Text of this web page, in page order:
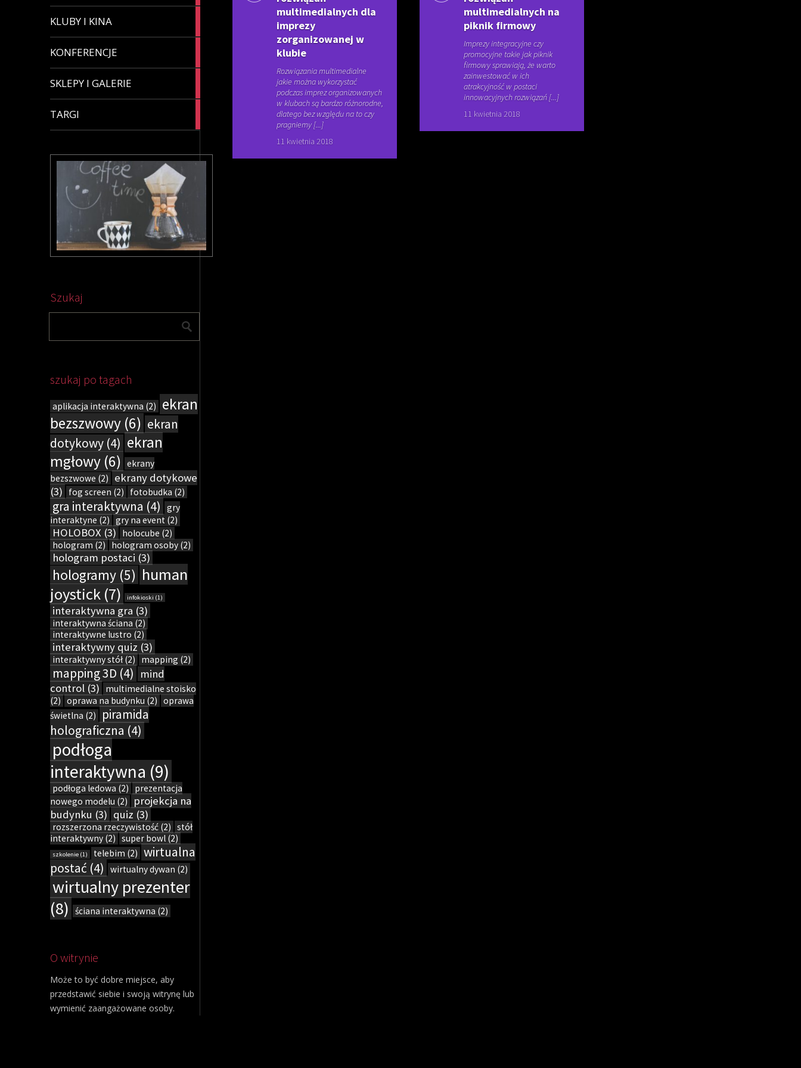
KLUBY I KINA
KONFERENCJE
SKLEPY I GALERIE
TARGI
Szukaj
szukaj po tagach
aplikacja interaktywna (2)
ekran
bezszwowy(6) ekran
dotykowy(4) ekran
mgłowy(6) ekrany
bezszwowe (2)
ekrany dotykowe
(3)
fog screen (2) fotobudka (2)
gra interaktywna (4)
gry
interaktyne (2) gry na event (2)
HOLOBOX (3) holocube (2)
hologram (2) hologram osoby(2)
hologram postaci (3)
hologramy(5) human
joystick(7) infokioski (1)
interaktywna gra (3)
interaktywna ściana (2)
interaktywne lustro (2)
interaktywny quiz (3)
interaktywny stół(2) mapping (2)
mapping 3D (4)
mind
control(3)
multimedialne stoisko
(2) oprawa na budynku (2) oprawa
świetlna (2)
piramida
holograficzna (4)
podłoga
interaktywna (9)
podłoga ledowa (2)
prezentacja
nowego modelu (2)
projekcja na
budynku (3) quiz (3)
rozszerzona rzeczywistość(2) stół
interaktywny(2) super bowl(2)
szkolenie(1) telebim (2) wirtualna
postać (4) wirtualny dywan (2)
wirtualny prezenter
(8)
ściana interaktywna (2)
O witrynie
Może to być dobre miejsce, aby
przedstawić siebie i swoją witrynę lub
wymienić zaangażowane osoby.
multimedialnych dla
imprezy
zorganizowanej w
klubie
Rozwiązania multimedialne
jakie można wykorzystać
podczas imprez organizowanych
w klubach są bardzo różnorodne,
dlatego bez względu na to czy
pragniemy [...]
11 kwietnia 2018
multimedialnych na
piknik firmowy
Imprezy integracyjne czy
promocyjne takie jak piknik
firmowy sprawiają, że warto
zainwestować w ich
atrakcyjność w postaci
innowacyjnych rozwiązań [...]
11 kwietnia 2018